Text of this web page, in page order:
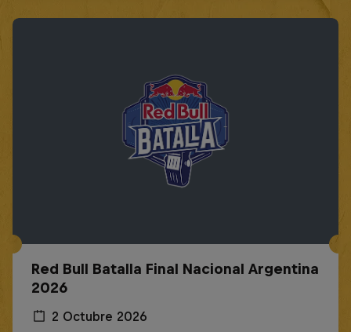
Red Bull Batalla Final Nacional Argentina
2026
2 Octubre 2026